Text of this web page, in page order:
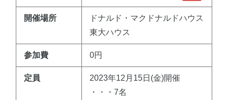
開催場所
ドナルド・マクドナルドハウス
東大ハウス
参加費 0円
定員
2023年12月15日(金)開催
・・・7名